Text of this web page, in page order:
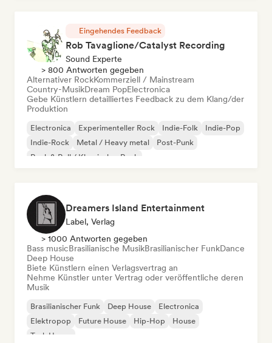
Eingehendes Feedback
Rob Tavaglione/Catalyst Recording
Sound Experte
> 800 Antworten gegeben
Alternativer RockKommerziell / Mainstream
Country-MusikDream PopElectronica
Gebe Künstlern detailliertes Feedback zu dem Klang/der
Produktion
Electronica Experimenteller Rock Indie-Folk
Indie-Pop
Indie-Rock
Metal / Heavy metal
Post-Punk
Rock & Roll / Klassischer Rock
Dreamers Island Entertainment
Label, Verlag
> 1000 Antworten gegeben
Bass musicBrasilianische MusikBrasilianischer FunkDance
Deep House
Biete Künstlern einen Verlagsvertrag an
Nehme Künstler unter Vertrag oder veröffentliche deren
Musik
Brasilianischer Funk Deep House
Electronica
Elektropop
Future House Hip-Hop
House
Tech House